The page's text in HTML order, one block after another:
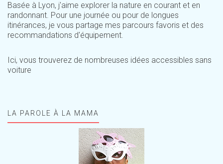
Basée à Lyon, j'aime explorer la nature en courant et en
randonnant. Pour une journée ou pour de longues
itinérances, je vous partage mes parcours favoris et des
recommandations d'équipement.
Ici, vous trouverez de nombreuses idées accessibles sans
voiture
LA PAROLE À LA MAMA